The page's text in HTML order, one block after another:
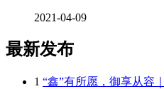
2021-04-09
最新发布
1 “鑫”有所愿，御享从容